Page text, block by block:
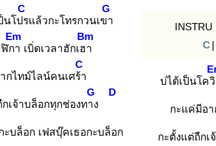
นโปร
C
แล้วกะโทรกวนเขา
G
กา
Em
เบิ่ดเวลาฮักเฮา
Bm
กไทม์ไลน์คนเศร้า
C
เจ้าบล็อกทุกช่องทาง
G D
ะบล็อก เฟสบุ๊คเธอกะบล็อก
INSTRU
C |
บ่ได้เป็นโค
กะแค่มีอา
กะตั้งแต่ถืกเ